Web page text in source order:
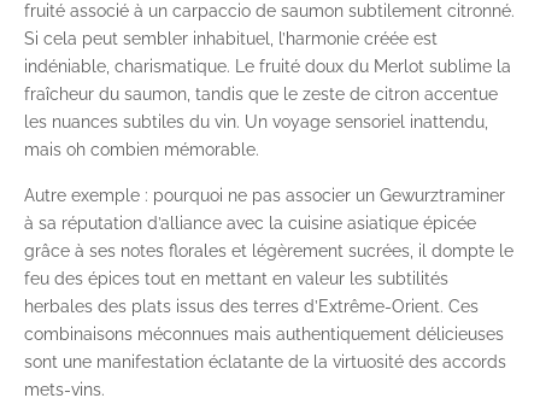
fruité associé à un carpaccio de saumon subtilement citronné.
Si cela peut sembler inhabituel, l’harmonie créée est
indéniable, charismatique. Le fruité doux du Merlot sublime la
fraîcheur du saumon, tandis que le zeste de citron accentue
les nuances subtiles du vin. Un voyage sensoriel inattendu,
mais oh combien mémorable.
Autre exemple : pourquoi ne pas associer un Gewurztraminer
à sa réputation d’alliance avec la cuisine asiatique épicée
grâce à ses notes florales et légèrement sucrées, il dompte le
feu des épices tout en mettant en valeur les subtilités
herbales des plats issus des terres d’Extrême-Orient. Ces
combinaisons méconnues mais authentiquement délicieuses
sont une manifestation éclatante de la virtuosité des accords
mets-vins.